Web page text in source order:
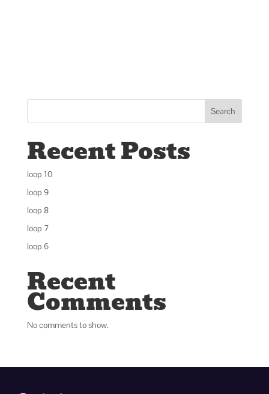
Search
Recent Posts
loop 10
loop 9
loop 8
loop 7
loop 6
Recent
Comments
No comments to show.